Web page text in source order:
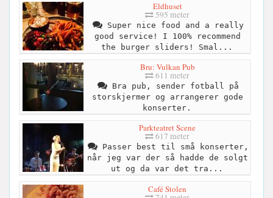
Eldhuset
595 meter
Super nice food and a really
good service! I 100% recommend
the burger sliders! Smal...
Bru: Vulkan Pub
611 meter
Bra pub, sender fotball på
storskjermer og arrangerer gode
konserter.
Parkteatret Scene
617 meter
Passer best til små konserter,
når jeg var der så hadde de solgt
ut og da var det tra...
Café Stolen